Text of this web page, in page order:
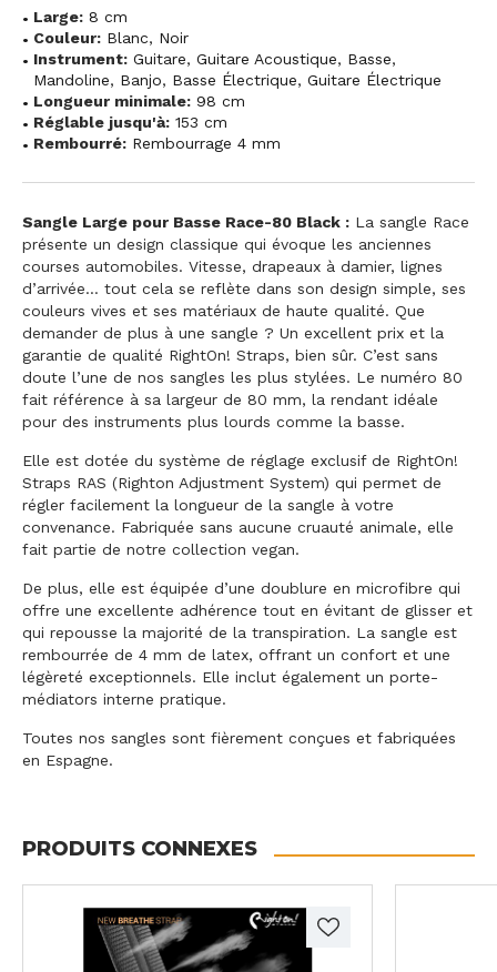
Large: 8 cm
Couleur: Blanc, Noir
Instrument: Guitare, Guitare Acoustique, Basse,
Mandoline, Banjo, Basse Électrique, Guitare Électrique
Longueur minimale: 98 cm
Réglable jusqu'à: 153 cm
Rembourré: Rembourrage 4 mm
Sangle Large pour Basse Race-80 Black : La sangle Race
présente un design classique qui évoque les anciennes
courses automobiles. Vitesse, drapeaux à damier, lignes
d’arrivée… tout cela se reflète dans son design simple, ses
couleurs vives et ses matériaux de haute qualité. Que
demander de plus à une sangle ? Un excellent prix et la
garantie de qualité RightOn! Straps, bien sûr. C’est sans
doute l’une de nos sangles les plus stylées. Le numéro 80
fait référence à sa largeur de 80 mm, la rendant idéale
pour des instruments plus lourds comme la basse.
Elle est dotée du système de réglage exclusif de RightOn!
Straps RAS (Righton Adjustment System) qui permet de
régler facilement la longueur de la sangle à votre
convenance. Fabriquée sans aucune cruauté animale, elle
fait partie de notre collection vegan.
De plus, elle est équipée d’une doublure en microfibre qui
offre une excellente adhérence tout en évitant de glisser et
qui repousse la majorité de la transpiration. La sangle est
rembourrée de 4 mm de latex, offrant un confort et une
légèreté exceptionnels. Elle inclut également un porte-
médiators interne pratique.
Toutes nos sangles sont fièrement conçues et fabriquées
en Espagne.
PRODUITS CONNEXES